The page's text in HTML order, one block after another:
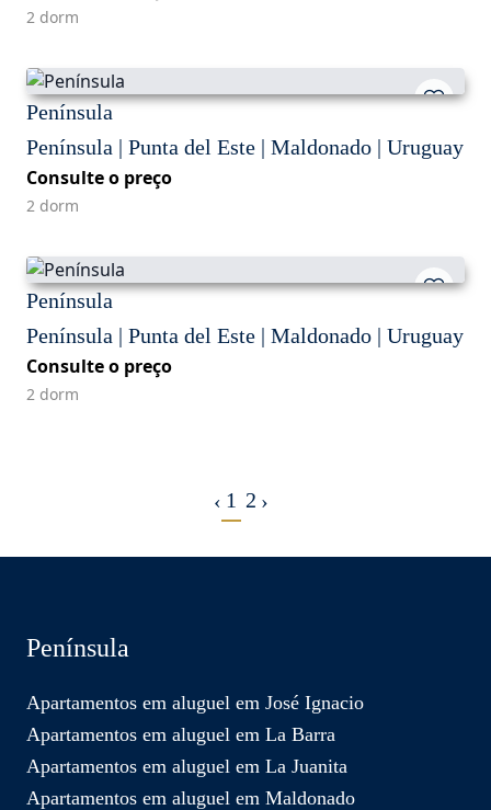
2 dorm
Península
Península | Punta del Este | Maldonado | Uruguay
Consulte o preço
2 dorm
Península
Península | Punta del Este | Maldonado | Uruguay
Consulte o preço
2 dorm
‹ 1 2 ›
Península
Apartamentos em aluguel em José Ignacio
Apartamentos em aluguel em La Barra
Apartamentos em aluguel em La Juanita
Apartamentos em aluguel em Maldonado